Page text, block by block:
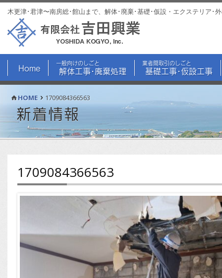
木更津･君津〜南房総･館山まで、解体･廃棄･基礎･仮設・エクステリア･
Home
一般向けのしごと
解体工事･廃棄処理
業者間取引のしごと
基礎工事･仮設工事
HOME 1709084366563
新着情報
1709084366563